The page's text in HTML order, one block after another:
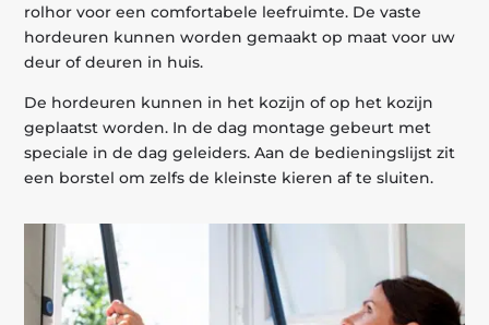
rolhor voor een comfortabele leefruimte. De vaste
hordeuren kunnen worden gemaakt op maat voor uw
deur of deuren in huis.
De hordeuren kunnen in het kozijn of op het kozijn
geplaatst worden. In de dag montage gebeurt met
speciale in de dag geleiders. Aan de bedieningslijst zit
een borstel om zelfs de kleinste kieren af te sluiten.